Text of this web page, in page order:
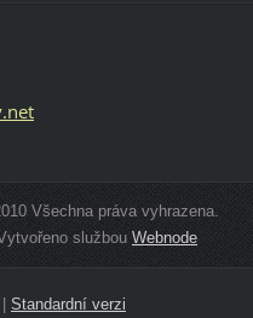
Všechna práva vyhrazena.
službouWebnode
Standardní verzi